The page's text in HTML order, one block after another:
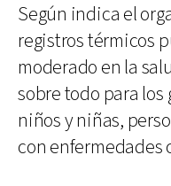
Según indica el
registros térmicos
moderado en la
sobre todo para los
niños y niñas,
con enfermedades